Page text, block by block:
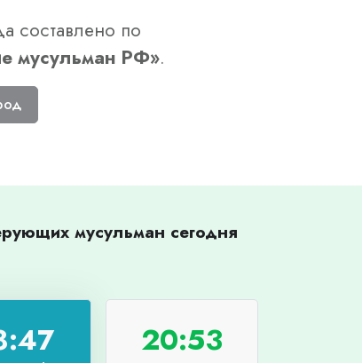
составлено по
мусульман РФ».
мусульман сегодня
20:53